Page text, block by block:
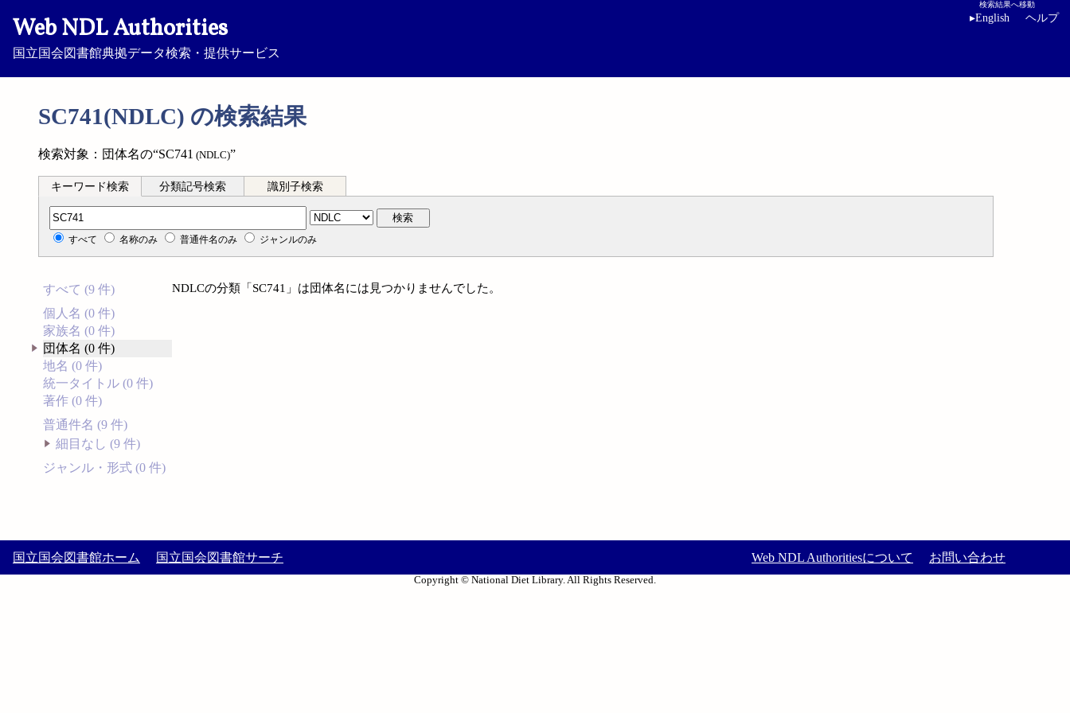
Web NDL Authorities
国立国会図書館典拠データ検索・提供サービス
検索結果へ移動
▸English ヘルプ
SC741(NDLC) の検索結果
検索対象：団体名の“SC741 (NDLC)”
キーワード検索 分類記号検索 識別子検索
分類記号検索 検索
すべて 名称のみ 普通件名のみ ジャンルのみ
すべて (9 件)
個人名 (0 件)
家族名 (0 件)
団体名 (0 件)
地名 (0 件)
統一タイトル (0 件)
著作 (0 件)
普通件名 (9 件)
細目なし (9 件)
ジャンル・形式 (0 件)
NDLCの分類「SC741」は団体名には見つかりませんでした。
国立国会図書館ホーム 国立国会図書館サーチ Web NDL Authoritiesについて お問い合わせ
Copyright © National Diet Library. All Rights Reserved.